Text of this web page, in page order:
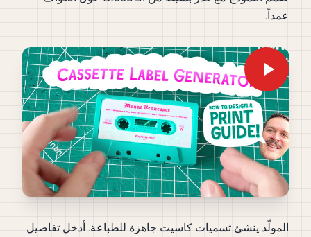
عمداً.
المولّد ينشئ تسميات كاسيت جاهزة للطباعة. أدخل تفاصيل